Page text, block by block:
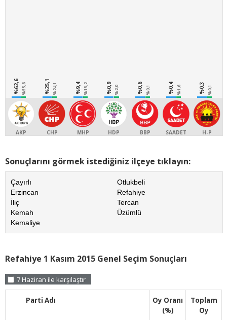
%62,6 %55,8
AKP
%25,1 %24,1
CHP
%9,4 %15,2
MHP
%0,9 %2,0
HDP
%0,6 %0,1
BBP
%0,4 %1,6
SAADET
%0,3 %0,1
H-P
Sonuçlarını görmek istediğiniz ilçeye tıklayın:
Çayırlı
Erzincan
İliç
Kemah
Kemaliye
Otlukbeli
Refahiye
Tercan
Üzümlü
Refahiye 1 Kasım 2015 Genel Seçim Sonuçları
7 Haziran ile karşılaştır
Parti Adı
Oy Oranı
(%)
Toplam
Oy